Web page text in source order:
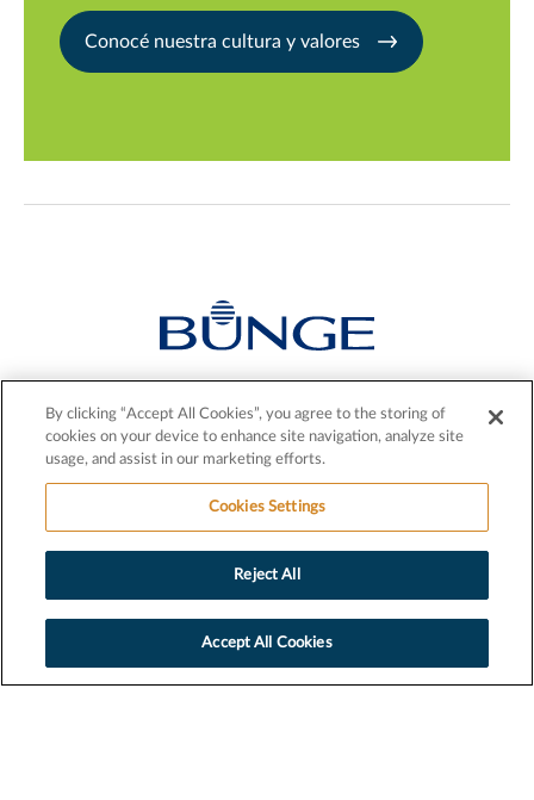
Conocé nuestra cultura y valores
consumidores para suministrar al mundo alimentos e
ingredientes esenciales y combustibles.
© 2026 Bunge.
By clicking “Accept All Cookies”, you agree to the storing of
cookies on your device to enhance site navigation, analyze site
usage, and assist in our marketing efforts.
Cookies Settings
Reject All
Accept All Cookies